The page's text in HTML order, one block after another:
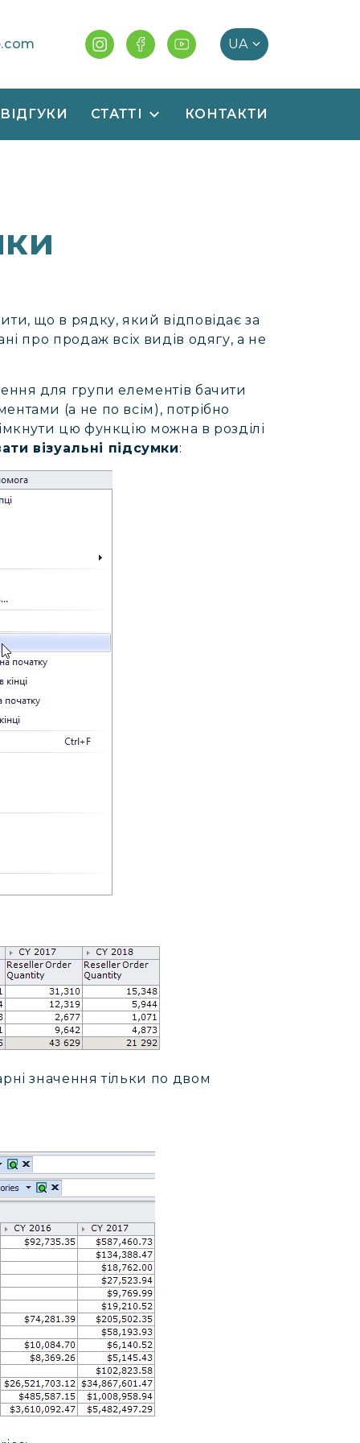
ВІДГУКИ СТАТТІ КОНТАКТИ
що в рядку, який відповідає за
про продаж всіх видів одягу, а не
для групи елементів бачити
(а не по всім), потрібно
цю функцію можна в розділі
візуальні підсумки:
значення тільки по двом